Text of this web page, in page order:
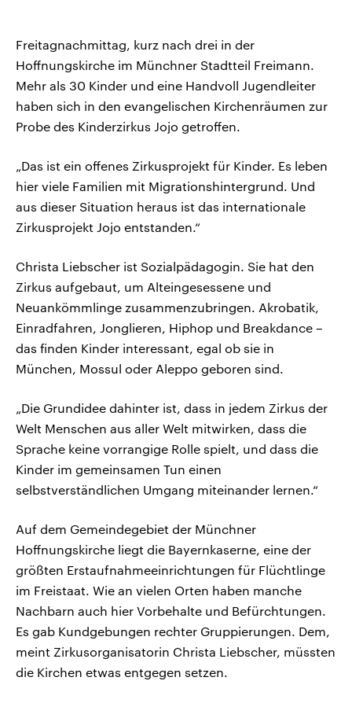
Freitagnachmittag, kurz nach drei in der
Hoffnungskirche im Münchner Stadtteil Freimann.
Mehr als 30 Kinder und eine Handvoll Jugendleiter
haben sich in den evangelischen Kirchenräumen zur
Probe des Kinderzirkus Jojo getroffen.
„Das ist ein offenes Zirkusprojekt für Kinder. Es leben
hier viele Familien mit Migrationshintergrund. Und
aus dieser Situation heraus ist das internationale
Zirkusprojekt Jojo entstanden.“
Christa Liebscher ist Sozialpädagogin. Sie hat den
Zirkus aufgebaut, um Alteingesessene und
Neuankömmlinge zusammenzubringen. Akrobatik,
Einradfahren, Jonglieren, Hiphop und Breakdance –
das finden Kinder interessant, egal ob sie in
München, Mossul oder Aleppo geboren sind.
„Die Grundidee dahinter ist, dass in jedem Zirkus der
Welt Menschen aus aller Welt mitwirken, dass die
Sprache keine vorrangige Rolle spielt, und dass die
Kinder im gemeinsamen Tun einen
selbstverständlichen Umgang miteinander lernen.“
Auf dem Gemeindegebiet der Münchner
Hoffnungskirche liegt die Bayernkaserne, eine der
größten Erstaufnahmeeinrichtungen für Flüchtlinge
im Freistaat. Wie an vielen Orten haben manche
Nachbarn auch hier Vorbehalte und Befürchtungen.
Es gab Kundgebungen rechter Gruppierungen. Dem,
meint Zirkusorganisatorin Christa Liebscher, müssten
die Kirchen etwas entgegen setzen.